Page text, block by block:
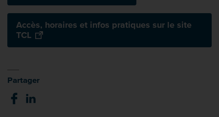
Accès, horaires et infos pratiques sur le site
TCL
Partager